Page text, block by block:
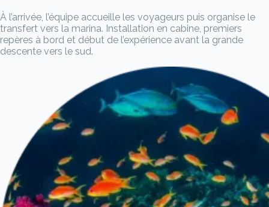
À l’arrivée, l’équipe accueille les voyageurs puis organise le
transfert vers la marina. Installation en cabine, premiers
repères à bord et début de l’expérience avant la grande
descente vers le sud.